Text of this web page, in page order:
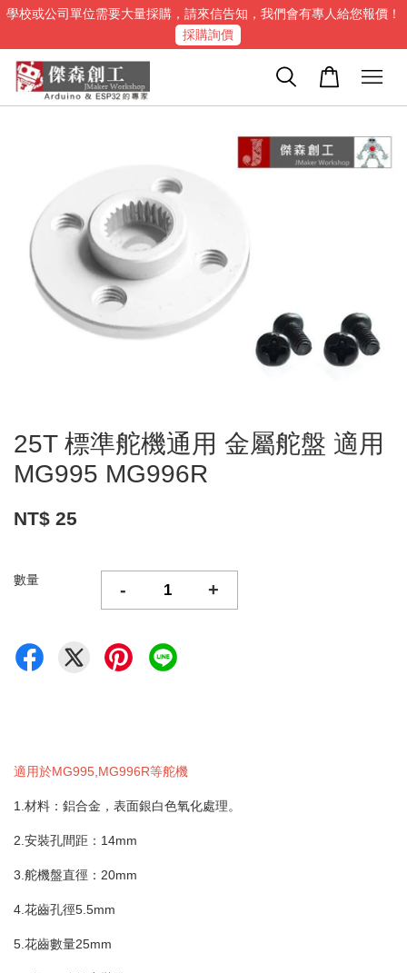
學校或公司單位需要大量採購，請來信告知，我們會有專人給您報價！
採購詢價
25T 標準舵機通用 金屬舵盤 適用
MG995 MG996R
NT$ 25
數量 - +
適用於MG995,MG996R等舵機
1.材料：鋁合金，表面銀白色氧化處理。
2.安裝孔間距：14mm
3.舵機盤直徑：20mm
4.花齒孔徑5.5mm
5.花齒數量25mm